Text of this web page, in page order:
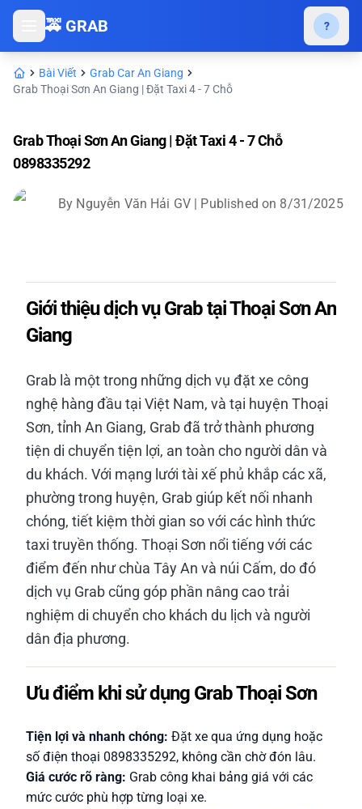
🚕 GRAB ?
Bài Viết
Grab Car An Giang
Grab Thoại Sơn An Giang | Đặt Taxi 4 - 7 Chỗ
Grab Thoại Sơn An Giang | Đặt Taxi 4 - 7 Chỗ
0898335292
By Nguyễn Văn Hải GV | Published on 8/31/2025
Giới thiệu dịch vụ Grab tại Thoại Sơn An
Giang
Grab là một trong những dịch vụ đặt xe công
nghệ hàng đầu tại Việt Nam, và tại huyện Thoại
Sơn, tỉnh An Giang, Grab đã trở thành phương
tiện di chuyển tiện lợi, an toàn cho người dân và
du khách. Với mạng lưới tài xế phủ khắp các xã,
phường trong huyện, Grab giúp kết nối nhanh
chóng, tiết kiệm thời gian so với các hình thức
taxi truyền thống. Thoại Sơn nổi tiếng với các
điểm đến như chùa Tây An và núi Cấm, do đó
dịch vụ Grab cũng góp phần nâng cao trải
nghiệm di chuyển cho khách du lịch và người
dân địa phương.
Ưu điểm khi sử dụng Grab Thoại Sơn
Tiện lợi và nhanh chóng: Đặt xe qua ứng dụng hoặc
số điện thoại 0898335292, không cần chờ đón lâu.
Giá cước rõ ràng: Grab công khai bảng giá với các
mức cước phù hợp từng loại xe.